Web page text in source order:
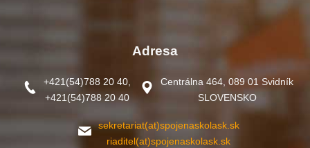
Adresa
+421(54)788 20 40,
+421(54)788 20 40
Centrálna 464, 089 01 Svidník
SLOVENSKO
sekretariat(at)spojenaskolask.sk
riaditel(at)spojenaskolask.sk